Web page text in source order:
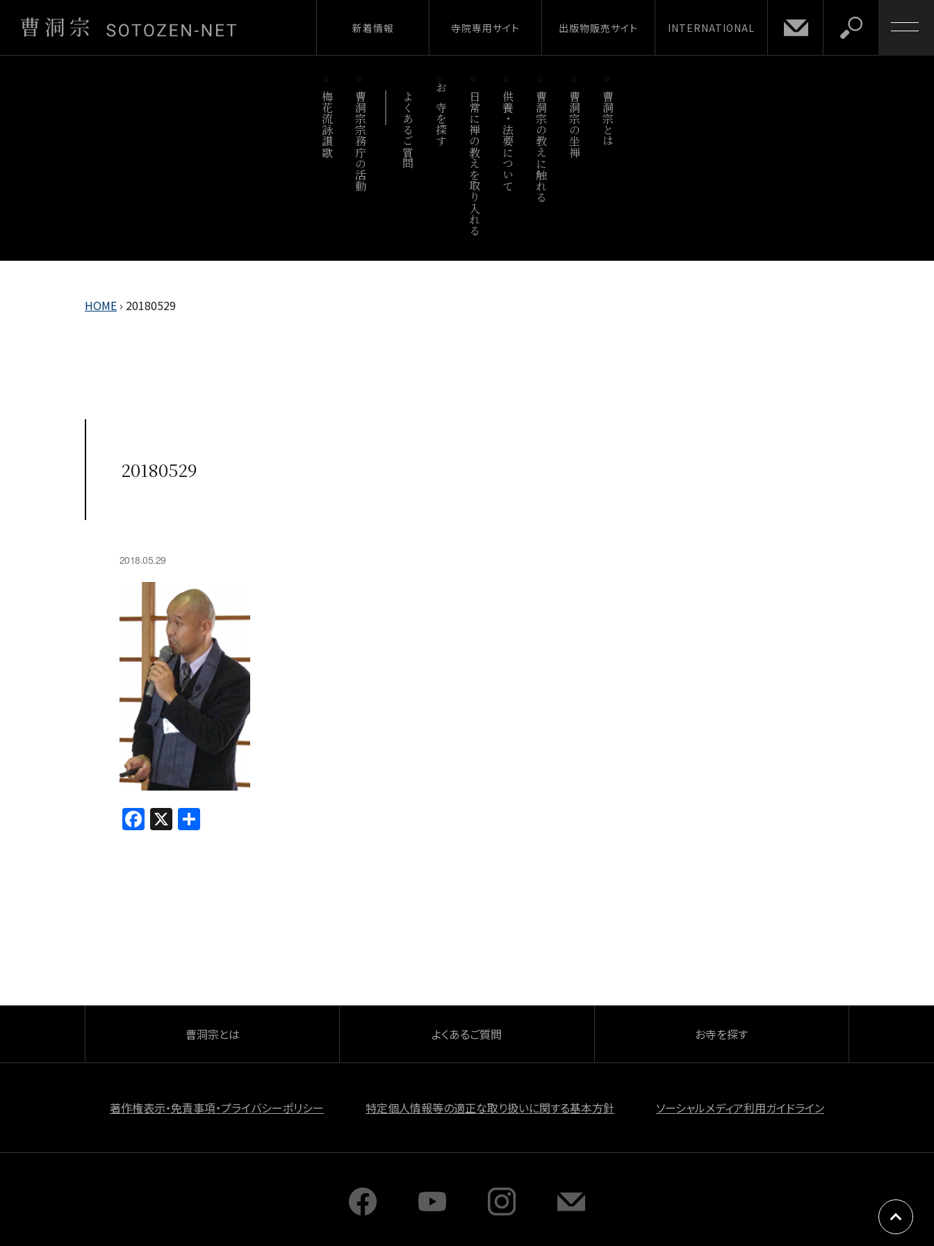
新着情報 寺院専用サイト 出版物販売サイト INTERNATIONAL
梅花流詠讃歌 曹洞宗宗務庁の活動 よくあるご質問 お寺を探す 日常に禅の教えを取り入れる 供養・法要について 曹洞宗の教えに触れる 曹洞宗の坐禅 曹洞宗とは
HOME › 20180529
20180529
2018.05.29
F
a
X
曹洞宗とは よくあるご質問 お寺を探す
著作権表示・免責事項・プライバシーポリシー 特定個人情報等の適正な取り扱いに関する基本方針 ソーシャルメディア利用ガイドライン